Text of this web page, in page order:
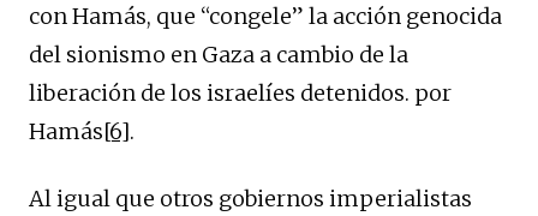
con Hamás, que “congele” la acción genocida
del sionismo en Gaza a cambio de la
liberación de los israelíes detenidos. por
Hamás[6].
Al igual que otros gobiernos imperialistas